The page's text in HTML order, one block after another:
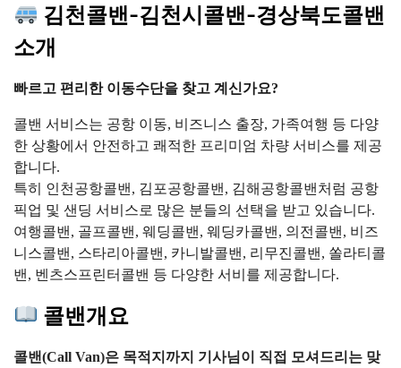
김천콜밴-김천시콜밴-경상북도콜밴
소개
빠르고 편리한 이동수단을 찾고 계신가요?
콜밴 서비스는 공항 이동, 비즈니스 출장, 가족여행 등 다양
한 상황에서 안전하고 쾌적한 프리미엄 차량 서비스를 제공
합니다.
특히 인천공항콜밴, 김포공항콜밴, 김해공항콜밴처럼 공항
픽업 및 샌딩 서비스로 많은 분들의 선택을 받고 있습니다.
여행콜밴, 골프콜밴, 웨딩콜밴, 웨딩카콜밴, 의전콜밴, 비즈
니스콜밴, 스타리아콜밴, 카니발콜밴, 리무진콜밴, 쏠라티콜
밴, 벤츠스프린터콜밴 등 다양한 서비를 제공합니다.
콜밴개요
콜밴(Call Van)은 목적지까지 기사님이 직접 모셔드리는 맞